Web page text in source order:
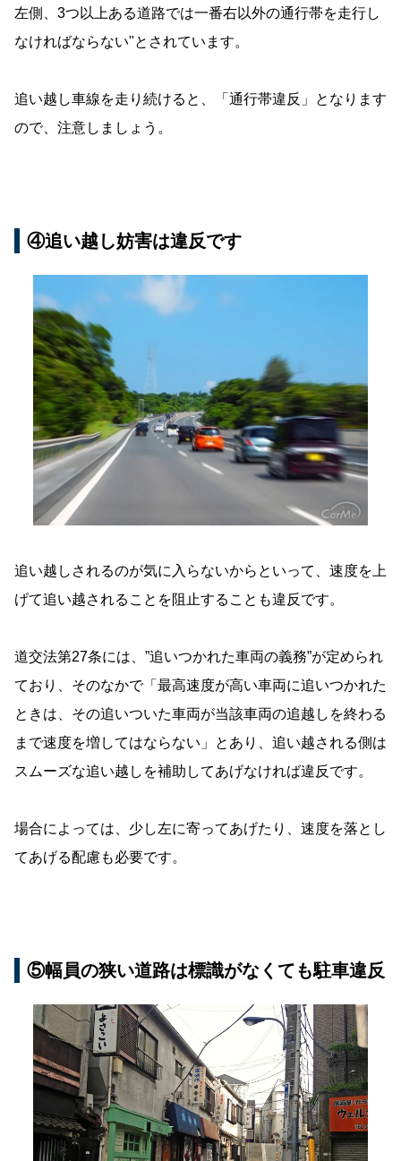
左側、3つ以上ある道路では一番右以外の通行帯を走行し
なければならない"とされています。
追い越し車線を走り続けると、「通行帯違反」となります
ので、注意しましょう。
④追い越し妨害は違反です
追い越しされるのが気に入らないからといって、速度を上
げて追い越されることを阻止することも違反です。
道交法第27条には、”追いつかれた車両の義務”が定められ
ており、そのなかで「最高速度が高い車両に追いつかれた
ときは、その追いついた車両が当該車両の追越しを終わる
まで速度を増してはならない」とあり、追い越される側は
スムーズな追い越しを補助してあげなければ違反です。
場合によっては、少し左に寄ってあげたり、速度を落とし
てあげる配慮も必要です。
⑤幅員の狭い道路は標識がなくても駐車違反